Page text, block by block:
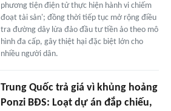
phương tiện điện tử thực hiện hành vi chiếm
đoạt tài sản'; đồng thời tiếp tục mở rộng điều
tra đường dây lừa đảo đầu tư tiền ảo theo mô
hình đa cấp, gây thiệt hại đặc biệt lớn cho
nhiều người dân.
Trung Quốc trả giá vì khủng hoảng
Ponzi BĐS: Loạt dự án đắp chiếu,